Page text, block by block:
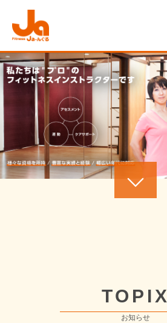
TOPIX
お知らせ